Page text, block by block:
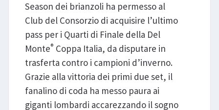
Season dei brianzoli ha permesso al
Club del Consorzio di acquisire l’ultimo
pass per i Quarti di Finale della Del
Monte® Coppa Italia, da disputare in
trasferta contro i campioni d’inverno.
Grazie alla vittoria dei primi due set, il
fanalino di coda ha messo paura ai
giganti lombardi accarezzando il sogno